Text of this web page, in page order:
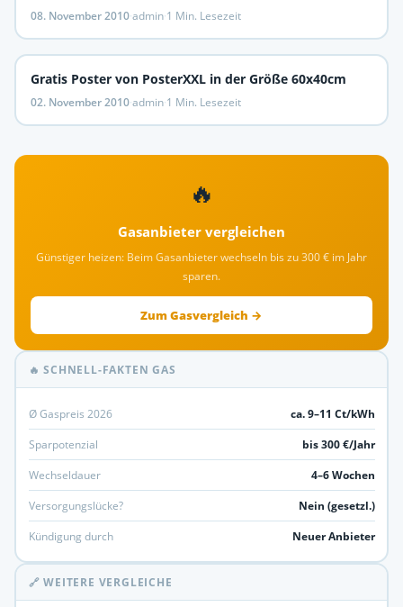
08. November 2010·admin·1 Min. Lesezeit
Gratis Poster von PosterXXL in der Größe 60x40cm
02. November 2010·admin·1 Min. Lesezeit
🔥
Gasanbieter vergleichen
Günstiger heizen: Beim Gasanbieter wechseln bis zu 300 € im Jahr
sparen.
Zum Gasvergleich →
🔥 SCHNELL-FAKTEN GAS
Ø Gaspreis 2026
ca. 9–11 Ct/kWh
Sparpotenzial
bis 300 €/Jahr
Wechseldauer
4–6 Wochen
Versorgungslücke?
Nein (gesetzl.)
Kündigung durch
Neuer Anbieter
🔗 WEITERE VERGLEICHE